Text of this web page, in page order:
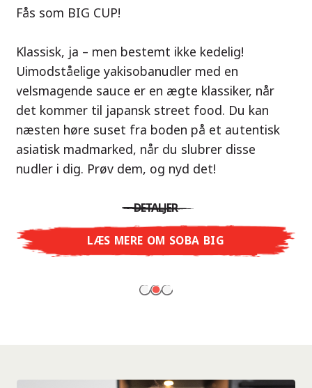
Tonkotsu!
Tre smagsuniverser, ét mål: ægte ramen i
restaurantkvalitet – uden restauranten.
Med Nissin Ramen Premium oplever du japansk
ramen på et helt nyt niveau: frisk og aromatisk
med Shoyu Yuzu, krydret og fyldig med Spicy
restaurantsmag – lige til at nyde derhjemme!
LÆS MERE
Fås som BIG CUP!
Klassisk, ja – men bestemt ikke kedelig!
Uimodståelige yakisobanudler med en
velsmagende sauce er en ægte klassiker, når
det kommer til japansk street food. Du kan
næsten høre suset fra boden på et autentisk
asiatisk madmarked, når du slubrer disse
nudler i dig. Prøv dem, og nyd det!
DETALJER
LÆS MERE OM SOBA BIG
Vores anbefaling: Tag på smagseventyr til
Chicken!
En ramen-suppe er en perfekt balance af
harmoniske smage – præcis som det
thailandske køkken. Den karamelliserede
kyllingesmag kombineret med duften af ristet
hvidløg giver dig en autentisk asiatisk
DETALJER
LÆS MERE OM NISSIN RAMEN